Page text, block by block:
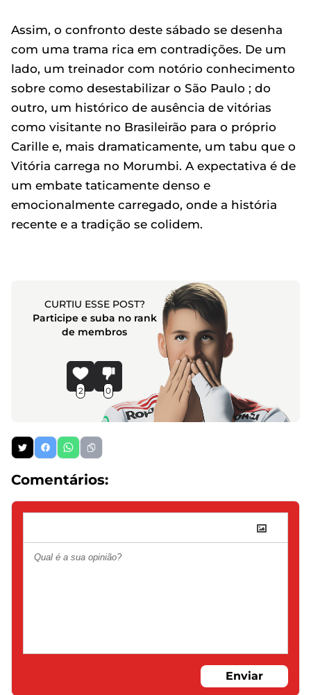
Assim, o confronto deste sábado se desenha
com uma trama rica em contradições. De um
lado, um treinador com notório conhecimento
sobre como desestabilizar o São Paulo ; do
outro, um histórico de ausência de vitórias
como visitante no Brasileirão para o próprio
Carille e, mais dramaticamente, um tabu que o
Vitória carrega no Morumbi. A expectativa é de
um embate taticamente denso e
emocionalmente carregado, onde a história
recente e a tradição se colidem.
CURTIU ESSE POST?
Participe e suba no rank
de membros
2 0
Comentários:
Enviar